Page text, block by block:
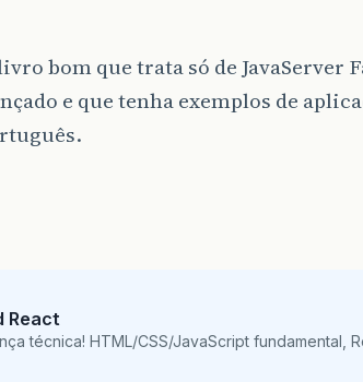
bom que trata só de JavaServer
e que tenha exemplos de
React
técnica! HTML/CSS/JavaScript fundamental,